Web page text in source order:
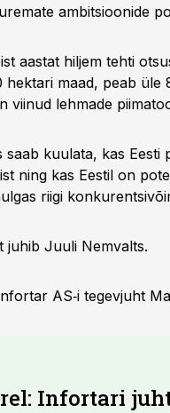
ambitsioonide
aastat hiljem tehti
hektari maad, peab üle
viinud lehmade
saab kuulata, kas
ning kas Eestil on
riigi
juhib Juuli Nemvalts.
AS‑i tegevjuht
Infortari